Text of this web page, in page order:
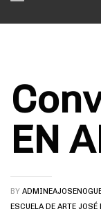
EN
BY
ESCUELA DE ARTE JOSÉ